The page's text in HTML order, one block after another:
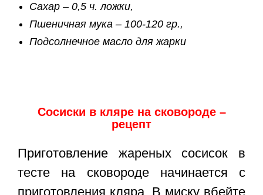
Сахар – 0,5 ч. ложки,
Пшеничная мука – 100-120 гр.,
Подсолнечное масло для жарки
Сосиски в кляре на сковороде –
рецепт
Приготовление жареных сосисок в
тесте на сковороде начинается с
приготовления кляра. В миску вбейте